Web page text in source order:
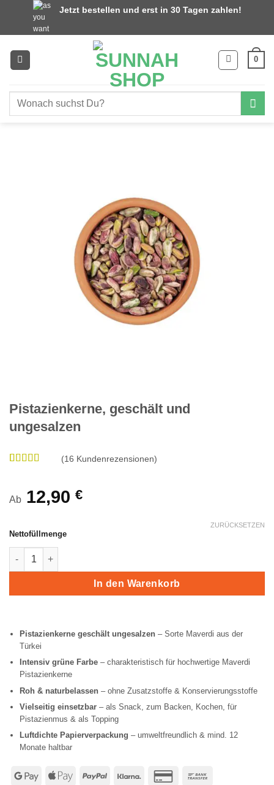
springen
Jetzt bestellen und erst in 30 Tagen zahlen!
0
Suchen
Pistazienkerne, geschält und
ungesalzen
von 5,
basierend
(16 Kundenrezensionen)
Ab 12,90 €
Nettofüllmenge
ZURÜCKSETZEN
Pistazienkerne, geschält und ungesalzen Menge
In den Warenkorb
Pistazienkerne geschält ungesalzen– Sorte Maverdi aus der
Türkei
Intensiv grüne Farbe– charakteristisch für hochwertige Maverdi
Pistazienkerne
Roh & naturbelassen– ohne Zusatzstoffe & Konservierungsstoffe
Vielseitig einsetzbar– als Snack, zum Backen, Kochen, für
Pistazienmus & als Topping
Luftdichte Papierverpackung – umweltfreundlich & mind. 12
Monate haltbar
Google Apple
PayPal Klarna
Credit